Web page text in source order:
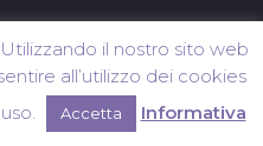
il nostro sito web
all’utilizzo dei cookies
Accetta Informativa